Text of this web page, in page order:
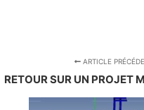
ARTICLE
RETOUR SUR UN PROJET